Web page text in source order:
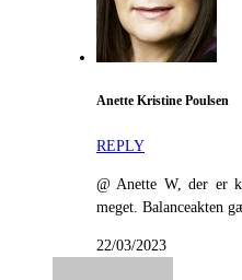
Anette Kristine Poulsen
REPLY
@ Anette W, der er
meget. Balanceakten
22/03/2023